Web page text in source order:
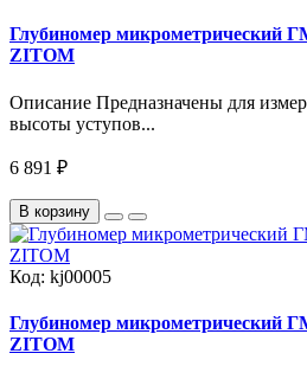
Глубиномер микрометрический
ZITOM
Описание Предназначены для
высоты уступов...
6 891 ₽
В корзину
Код: kj00005
Глубиномер микрометрический
ZITOM